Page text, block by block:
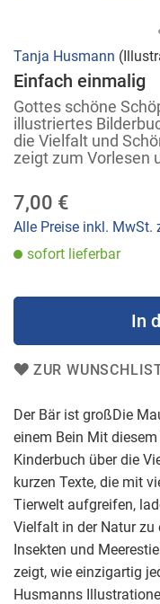
Tanja Husmann
Einfach einmalig
Gottes schöne
illustriertes
die Vielfalt und
zeigt zum Vorlesen
7,00 €
Alle Preise inkl. MwSt.
sofort lieferbar
In
ZUR
Der Bär ist großDie
einem Bein Mit
Kinderbuch über die
kurzen Texte, die mit
Tierwelt aufgreifen,
Vielfalt in der Natur zu
Insekten und
zeigt, wie einzigartig
Husmanns